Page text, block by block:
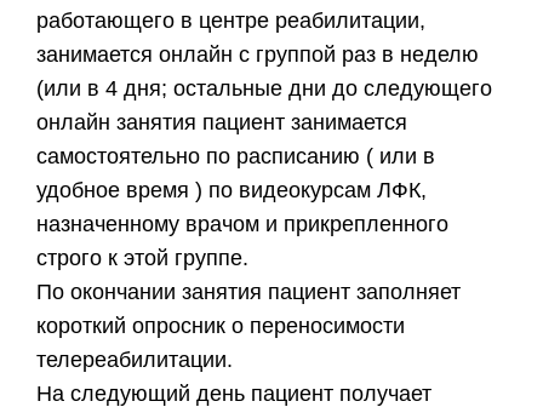
работающего в центре реабилитации,
занимается онлайн с группой раз в неделю
(или в 4 дня; остальные дни до следующего
онлайн занятия пациент занимается
самостоятельно по расписанию ( или в
удобное время ) по видеокурсам ЛФК,
назначенному врачом и прикрепленного
строго к этой группе.
​По окончании занятия пациент заполняет
короткий опросник о переносимости
телереабилитации.
​На следующий день пациент получает